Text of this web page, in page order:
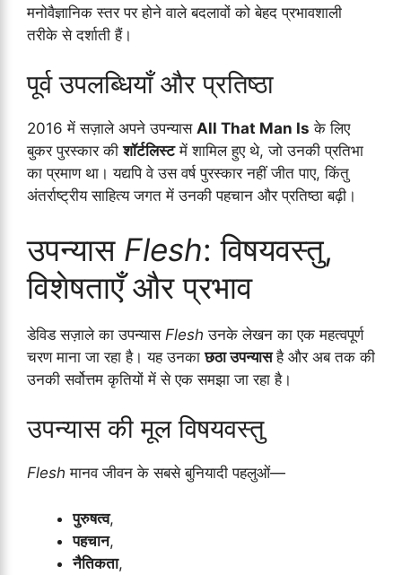
मनोवैज्ञानिक स्तर पर होने वाले बदलावों को बेहद प्रभावशाली
तरीके से दर्शाती हैं।
पूर्व उपलब्धियाँ और प्रतिष्ठा
2016 में सज़ाले अपने उपन्यास All That Man Is के लिए
बुकर पुरस्कार कीशॉर्टलिस्टमें शामिल हुए थे, जो उनकी प्रतिभा
का प्रमाण था। यद्यपि वे उस वर्ष पुरस्कार नहीं जीत पाए, किंतु
अंतर्राष्ट्रीय साहित्य जगत में उनकी पहचान और प्रतिष्ठा बढ़ी।
उपन्यास Flesh: विषयवस्तु,
विशेषताएँ और प्रभाव
डेविड सज़ाले का उपन्यास Flesh उनके लेखन का एक महत्वपूर्ण
चरण माना जा रहा है। यह उनकाछठा उपन्यासहै और अब तक की
उनकी सर्वोत्तम कृतियों में से एक समझा जा रहा है।
उपन्यास की मूल विषयवस्तु
Flesh मानव जीवन के सबसे बुनियादी पहलुओं—
पुरुषत्व,
पहचान,
नैतिकता,